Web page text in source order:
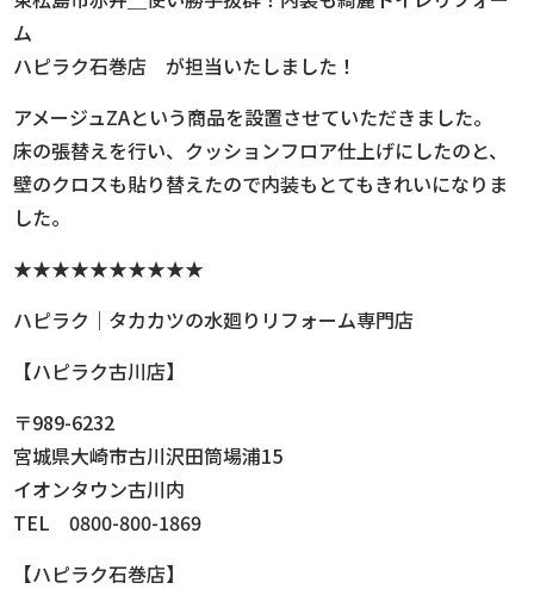
ム
ハピラク石巻店 が担当いたしました！
アメージュZAという商品を設置させていただきました。
床の張替えを行い、クッションフロア仕上げにしたのと、
壁のクロスも貼り替えたので内装もとてもきれいになりま
した。
★★★★★★★★★★
ハピラク｜タカカツの水廻りリフォーム専門店
【ハピラク古川店】
〒989-6232
宮城県大崎市古川沢田筒場浦15
イオンタウン古川内
TEL 0800-800-1869
【ハピラク石巻店】